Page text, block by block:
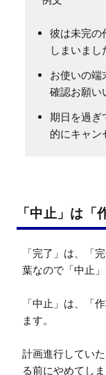
彼は未完の
しまいまし
お使いの端
確認お願い
期日を過ぎ
的にキャン
「中止」は
「完了」は、「
葉なので「中止
「中止」は、「
ます。
計画進行してい
る前にやめてし